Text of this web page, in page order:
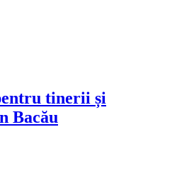
tinerii și
Bacău